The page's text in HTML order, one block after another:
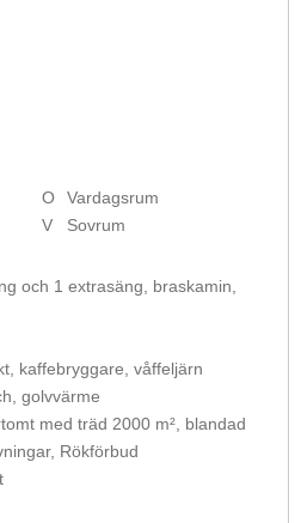
O
Vardagsrum
V
Sovrum
och 1 extrasäng, braskamin,
kaffebryggare, våffeljärn
golvvärme
med träd 2000 m², blandad
Rökförbud